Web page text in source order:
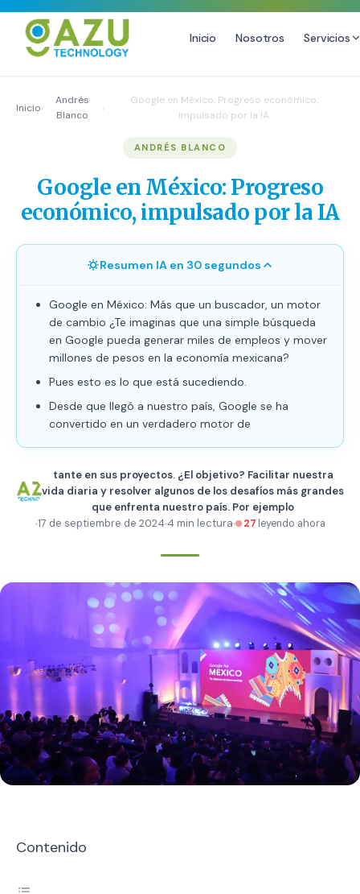
Inicio Nosotros Servicios
Email Marketing y SMS
Growth Youtube ↗
Producción de Videos
Inicio›
Andrés
Blanco
›
Google en México: Progreso económico,
impulsado por la IA
ANDRÉS BLANCO
Google en México: Progreso
económico, impulsado por la IA
Resumen IA en 30 segundos
Google en México: Más que un buscador, un motor
de cambio ¿Te imaginas que una simple búsqueda
en Google pueda generar miles de empleos y mover
millones de pesos en la economía mexicana?
Pues esto es lo que está sucediendo.
Desde que llegó a nuestro país, Google se ha
convertido en un verdadero motor de
tante en sus proyectos. ¿El objetivo? Facilitar nuestra
vida diaria y resolver algunos de los desafíos más grandes
que enfrenta nuestro país. Por ejemplo
17 de septiembre de 2024 4 min lectura 27 leyendo ahora
Contenido